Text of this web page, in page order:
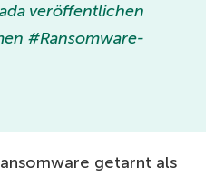
veröffentlichen
#Ransomware-
getarnt als